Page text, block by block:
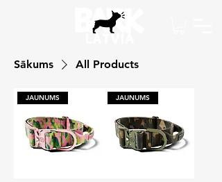
Sākums All Products
JAUNUMS JAUNUMS